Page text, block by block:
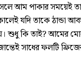
আম পাকার সময়েই
যদি তাকে ঠান্ডা
শুধু কি তাই? আমের
সাধের ফলটি